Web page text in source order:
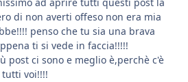
di non averti offeso non era mia
penso che tu sia una brava
ti si vede in faccia!!!!!
post ci sono e meglio è,perchè c'è
voi!!!!